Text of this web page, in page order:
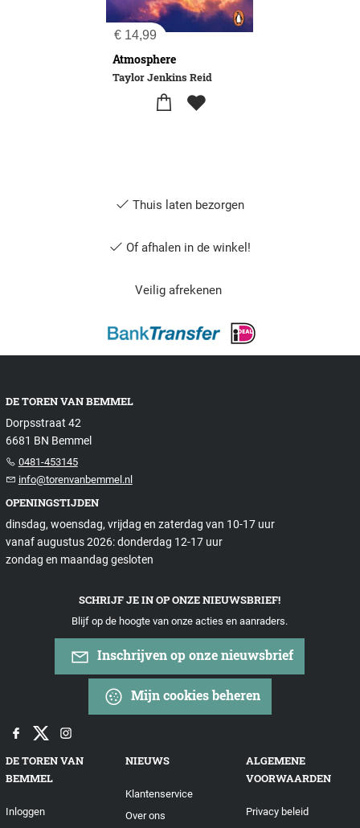
€ 14,99
Atmosphere
Taylor Jenkins Reid
Thuis laten bezorgen
Of afhalen in de winkel!
Veilig afrekenen
DE TOREN VAN BEMMEL
Dorpsstraat 42
6681 BN Bemmel
0481-453145
info@torenvanbemmel.nl
OPENINGSTIJDEN
dinsdag, woensdag, vrijdag en zaterdag van 10-17 uur
vanaf augustus 2026: donderdag 12-17 uur
zondag en maandag gesloten
SCHRIJF JE IN OP ONZE NIEUWSBRIEF!
Blijf op de hoogte van onze acties en aanraders.
Inschrijven op onze nieuwsbrief
Mijn cookies beheren
DE TOREN VAN
BEMMEL
Inloggen
NIEUWS
Klantenservice
Over ons
ALGEMENE
VOORWAARDEN
Privacy beleid